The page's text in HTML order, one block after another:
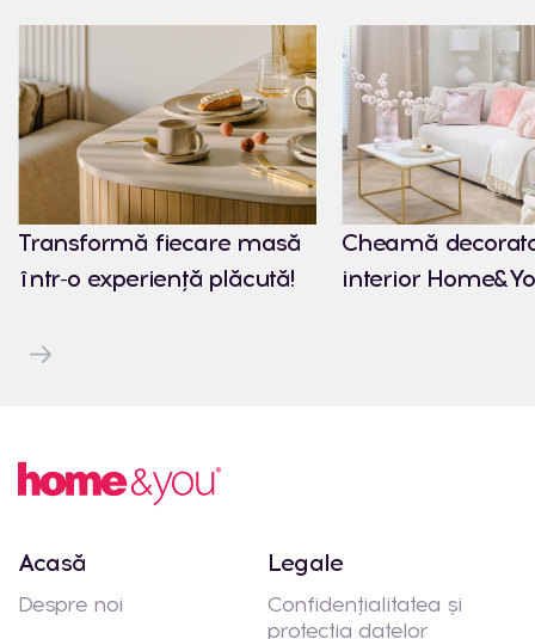
Transformă fiecare masă
într-o experiență plăcută!
Cheamă
interior
Acasă
Despre noi
Legale
Confidențialitatea și
protecția datelor